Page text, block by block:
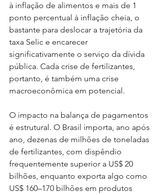
à inflação de alimentos e mais de 1
ponto percentual à inflação cheia, o
bastante para deslocar a trajetória da
taxa Selic e encarecer
significativamente o serviço da dívida
pública. Cada crise de fertilizantes,
portanto, é também uma crise
macroeconômica em potencial.
O impacto na balança de pagamentos
é estrutural. O Brasil importa, ano após
ano, dezenas de milhões de toneladas
de fertilizantes, com dispêndio
frequentemente superior a US$ 20
bilhões, enquanto exporta algo como
US$ 160–170 bilhões em produtos